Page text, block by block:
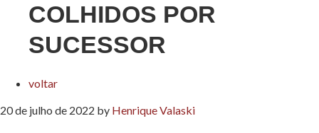
COLHIDOS POR
SUCESSOR
voltar
20 de julho de 2022 by Henrique Valaski